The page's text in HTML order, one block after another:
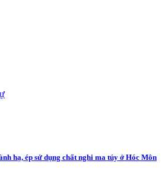
hạ, ép sử dụng chất nghi ma túy ở Hóc Môn